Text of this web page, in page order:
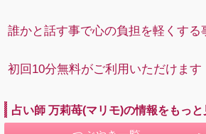
誰かと話す事で心の負担を軽くする
初回10分無料がご利用いただけま
占い師 万莉苺(マリモ)の情報をもっと